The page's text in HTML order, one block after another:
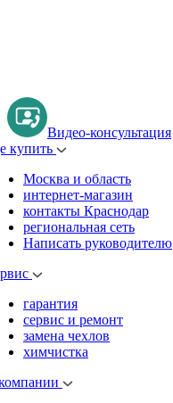
Видео-консультация
купить
Москва и область
интернет-магазин
контакты Краснодар
региональная сеть
Написать руководителю
гарантия
сервис и ремонт
замена чехлов
химчистка